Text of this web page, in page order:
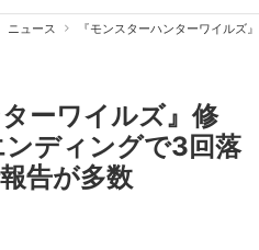
ニュース 『モンスターハンターワイルズ
ーワイルズ』修
ディングで3回落
告が多数